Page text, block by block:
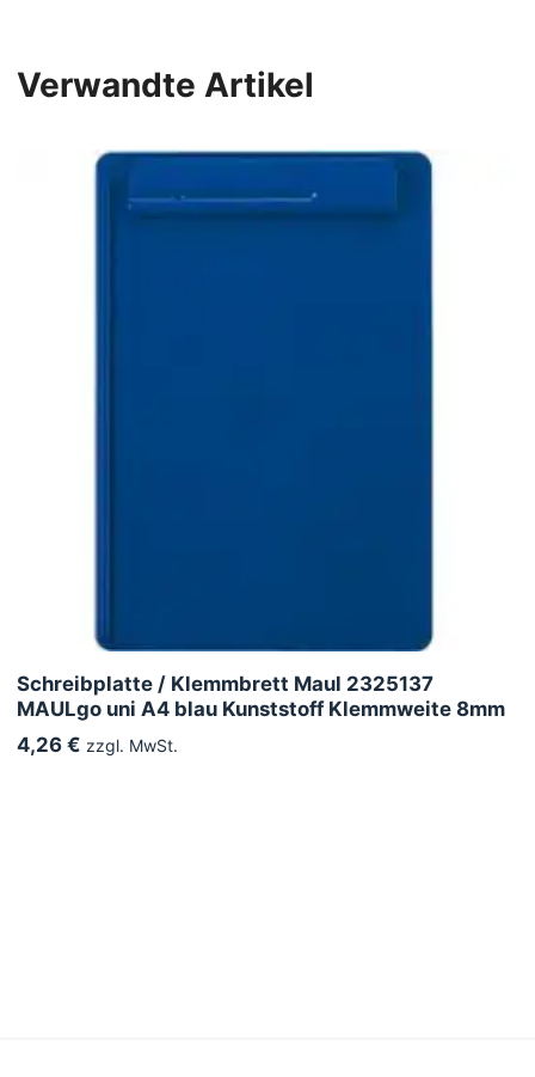
Verwandte Artikel
Schreibplatte / Klemmbrett Maul 2325137
MAULgo uni A4 blau Kunststoff Klemmweite 8mm
4,26 € zzgl. MwSt.